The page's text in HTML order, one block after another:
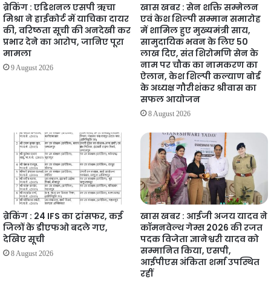
ब्रेकिंग : एडिशनल एसपी ऋचा
मिश्रा ने हाईकोर्ट में याचिका दायर
की, वरिष्ठता सूची की अनदेखी कर
प्रभार देने का आरोप, जानिए पूरा
मामला
9 August 2026
खास खबर : सेन शक्ति सम्मेलन
एवं केश शिल्पी सम्मान समारोह
में शामिल हुए मुख्यमंत्री साय,
सामुदायिक भवन के लिए 50
लाख दिए, संत शिरोमणि सेन के
नाम पर चौक का नामकरण का
ऐलान, केश शिल्पी कल्याण बोर्ड
के अध्यक्ष गौरीशंकर श्रीवास का
सफल आयोजन
8 August 2026
ब्रेकिंग : 24 IFS का ट्रांसफर, कई
जिलों के डीएफओ बदले गए,
देखिए सूची
8 August 2026
खास खबर : आईजी अजय यादव ने
कॉमनवेल्थ गेम्स 2026 की रजत
पदक विजेता ज्ञानेश्वरी यादव को
सम्मानित किया, एसपी,
आईपीएस अंकिता शर्मा उपस्थित
रहीं